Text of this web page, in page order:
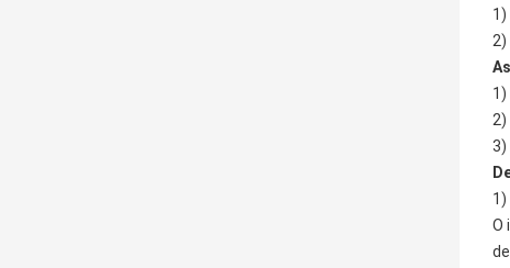
2)
2)
3)
1)
O